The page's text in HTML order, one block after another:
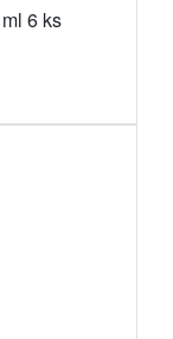
6 ks